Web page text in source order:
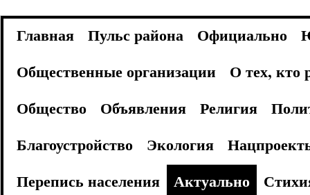
Главная Пульс района Официально
Общественные организации
О тех, кто
Общество
Объявления Религия
Благоустройство
Экология
Перепись населения
Актуально